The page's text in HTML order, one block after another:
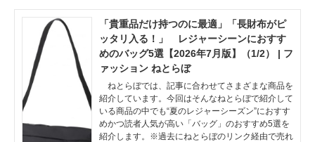
「貴重品だけ持つのに最適」「長財布がピ
ッタリ入る！」 レジャーシーンにおすす
めのバッグ5選【2026年7月版】（1/2） | フ
ァッション ねとらぼ
ねとらぼでは、記事に合わせてさまざまな商品を
紹介しています。今回はそんなねとらぼで紹介して
いる商品の中でも“夏のレジャーシーズン”におすす
めかつ読者人気が高い「バッグ」のおすすめ5選を
紹介します。※過去にねとらぼのリンク経由で売れ